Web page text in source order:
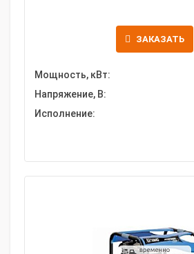
ЗАКАЗАТЬ
Мощность, кВт:
Напряжение, В:
Исполнение: